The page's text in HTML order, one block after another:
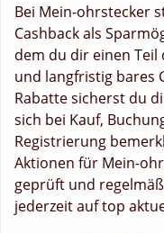
Bei Mein-ohrstecker
Cashback als
dem du dir einen
und langfristig bares
Rabatte sicherst du
sich bei Kauf,
Registrierung
Aktionen für Mein-
geprüft und
jederzeit auf top